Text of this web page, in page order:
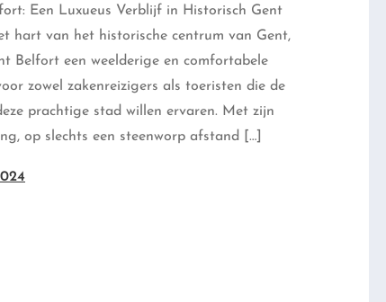
Een Luxueus Verblijf in Historisch Gent
hart van het historische centrum van Gent,
Belfort een weelderige en comfortabele
zowel zakenreizigers als toeristen die de
prachtige stad willen ervaren. Met zijn
op slechts een steenworp afstand […]